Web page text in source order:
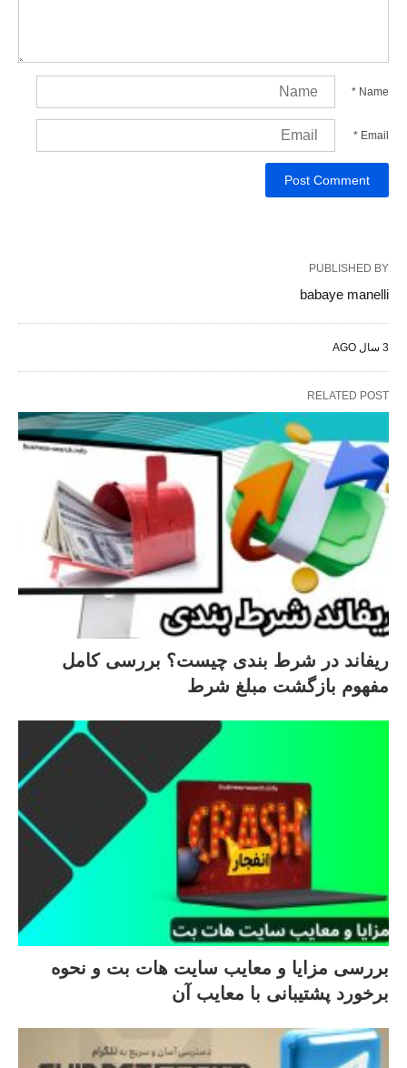
Name
*
Email
*
PUBLISHED BY
babaye manelli
3 سال AGO
RELATED POST
ریفاند در شرط‌ بندی چیست؟ بررسی کامل
مفهوم بازگشت مبلغ شرط
بررسی مزایا و معایب سایت هات بت و نحوه
برخورد پشتیبانی با معایب آن